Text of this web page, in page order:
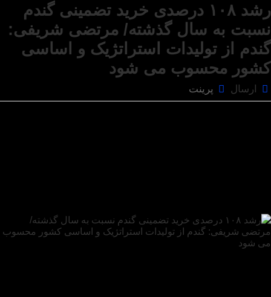
رشد ۱۰۸ درصدی خرید تضمینی گندم
نسبت به سال گذشته/ مرتضی شریفی:
گندم از تولیدات استراتژیک و اساسی
کشور محسوب می شود
ارسال پرینت